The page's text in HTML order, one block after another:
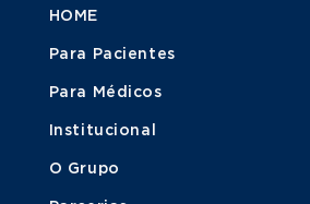
HOME
Para Pacientes
Para Médicos
Institucional
O Grupo